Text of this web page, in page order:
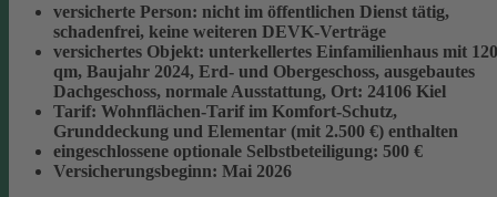
versicherte Person: nicht im öffentlichen Dienst tätig,
schadenfrei, keine weiteren DEVK-Verträge
versichertes Objekt: unterkellertes Einfamilienhaus mit 120
qm, Baujahr 2024, Erd- und Obergeschoss, ausgebautes
Dachgeschoss, normale Ausstattung, Ort: 24106 Kiel
Tarif: Wohnflächen-Tarif im Komfort-Schutz,
Grunddeckung und Elementar (mit 2.500 €) enthalten
eingeschlossene optionale Selbstbeteiligung: 500 €
Versicherungsbeginn: Mai 2026